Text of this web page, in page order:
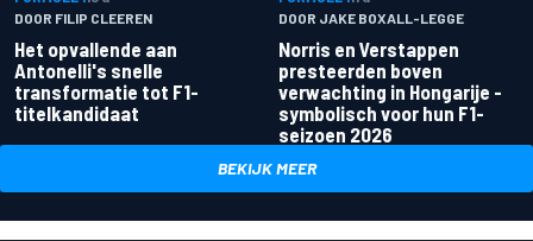
DOOR FILIP CLEEREN
Het opvallende aan
Antonelli's snelle
transformatie tot F1-
titelkandidaat
DOOR JAKE BOXALL-LEGGE
Norris en Verstappen
presteerden boven
verwachting in Hongarije -
symbolisch voor hun F1-
seizoen 2026
BEKIJK MEER